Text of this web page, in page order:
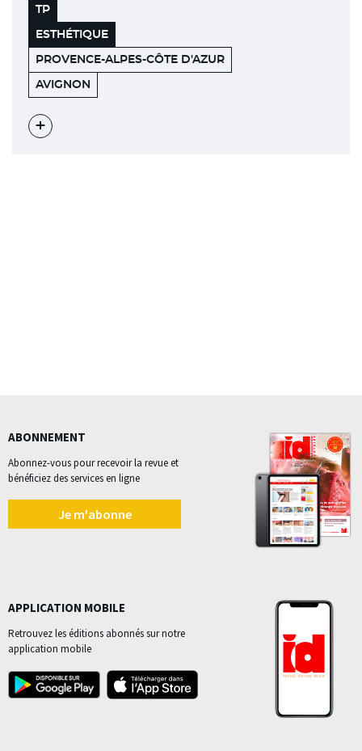
TP
ESTHÉTIQUE
PROVENCE-ALPES-CÔTE D'AZUR
COWOOL
AVIGNON
Voir
ABONNEMENT
Abonnez-vous pour recevoir la revue et
bénéficiez des services en ligne
Je m'abonne
APPLICATION MOBILE
Retrouvez les éditions abonnés sur notre
application mobile